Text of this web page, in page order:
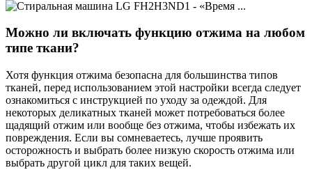
Можно ли включать функцию отжима на любом
типе ткани?
Хотя функция отжима безопасна для большинства типов
тканей, перед использованием этой настройки всегда следует
ознакомиться с инструкцией по уходу за одеждой. Для
некоторых деликатных тканей может потребоваться более
щадящий отжим или вообще без отжима, чтобы избежать их
повреждения. Если вы сомневаетесь, лучше проявить
осторожность и выбрать более низкую скорость отжима или
выбрать другой цикл для таких вещей.